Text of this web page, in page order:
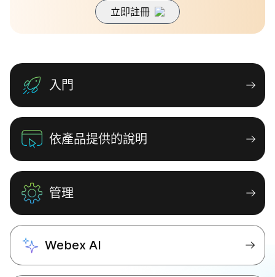
立即註冊
的企業級雲端平台。
瞭解更多
入門
依產品提供的說明
管理
Webex AI